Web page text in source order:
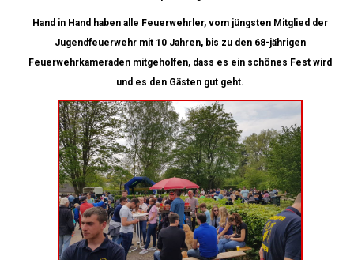
Hand in Hand haben alle Feuerwehrler, vom jüngsten Mitglied der
Jugendfeuerwehr mit 10 Jahren, bis zu den 68-jährigen
Feuerwehrkameraden mitgeholfen, dass es ein schönes Fest wird
und es den Gästen gut geht.